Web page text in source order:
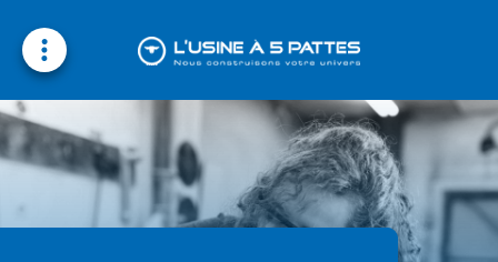
Nos domaines d’intervention
Contactez-nous